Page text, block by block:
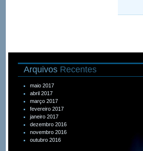
Arquivos Recentes
maio 2017
abril 2017
março 2017
fevereiro 2017
janeiro 2017
dezembro 2016
novembro 2016
outubro 2016